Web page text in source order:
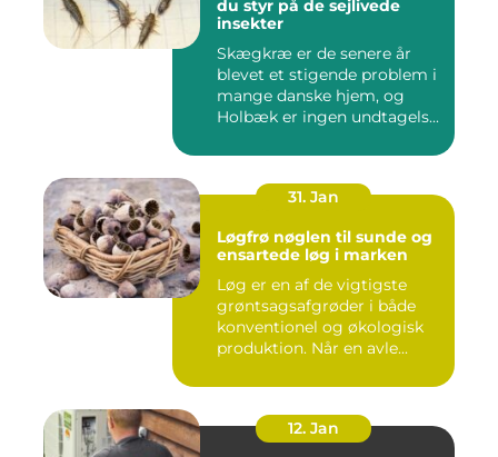
du styr på de sejlivede
insekter
Skægkræ er de senere år
blevet et stigende problem i
mange danske hjem, og
Holbæk er ingen undtagels...
31. Jan
Løgfrø nøglen til sunde og
ensartede løg i marken
Løg er en af de vigtigste
grøntsagsafgrøder i både
konventionel og økologisk
produktion. Når en avle...
12. Jan